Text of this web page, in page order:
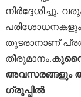
നിർദ്ദേശിച്ചു.
പരിശോധനകളും
തുടരാനാണ്
തീരുമാനം.
അവസരങ്ങളും
ഗ്രൂപ്പിൽ